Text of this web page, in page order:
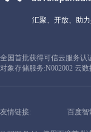
汇聚、开放、助
全国首批获得可信云服务认
对象存储服务:N002002 云
友情链接: 百度智